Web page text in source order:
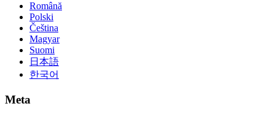
Română
Polski
Čeština
Magyar
Suomi
日本語
한국어
Meta